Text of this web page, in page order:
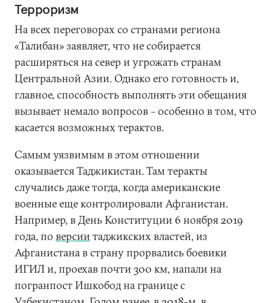
Терроризм
На всех переговорах со странами региона
«Талибан» заявляет, что не собирается
расширяться на север и угрожать странам
Центральной Азии. Однако его готовность и,
главное, способность выполнять эти обещания
вызывает немало вопросов – особенно в том, что
касается возможных терактов.
Самым уязвимым в этом отношении
оказывается Таджикистан. Там теракты
случались даже тогда, когда американские
военные еще контролировали Афганистан.
Например, в День Конституции 6 ноября 2019
года, по версиитаджикских властей, из
Афганистана в страну прорвались боевики
ИГИЛ и, проехав почти 300 км, напали на
погранпост Ишкобод на границе с